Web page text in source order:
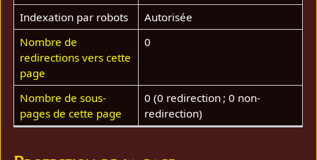
Indexation par robots
Autorisée
Nombre de
redirections vers cette
page
0
Nombre de sous-
pages de cette page
0 (0 redirection ; 0 non-
redirection)